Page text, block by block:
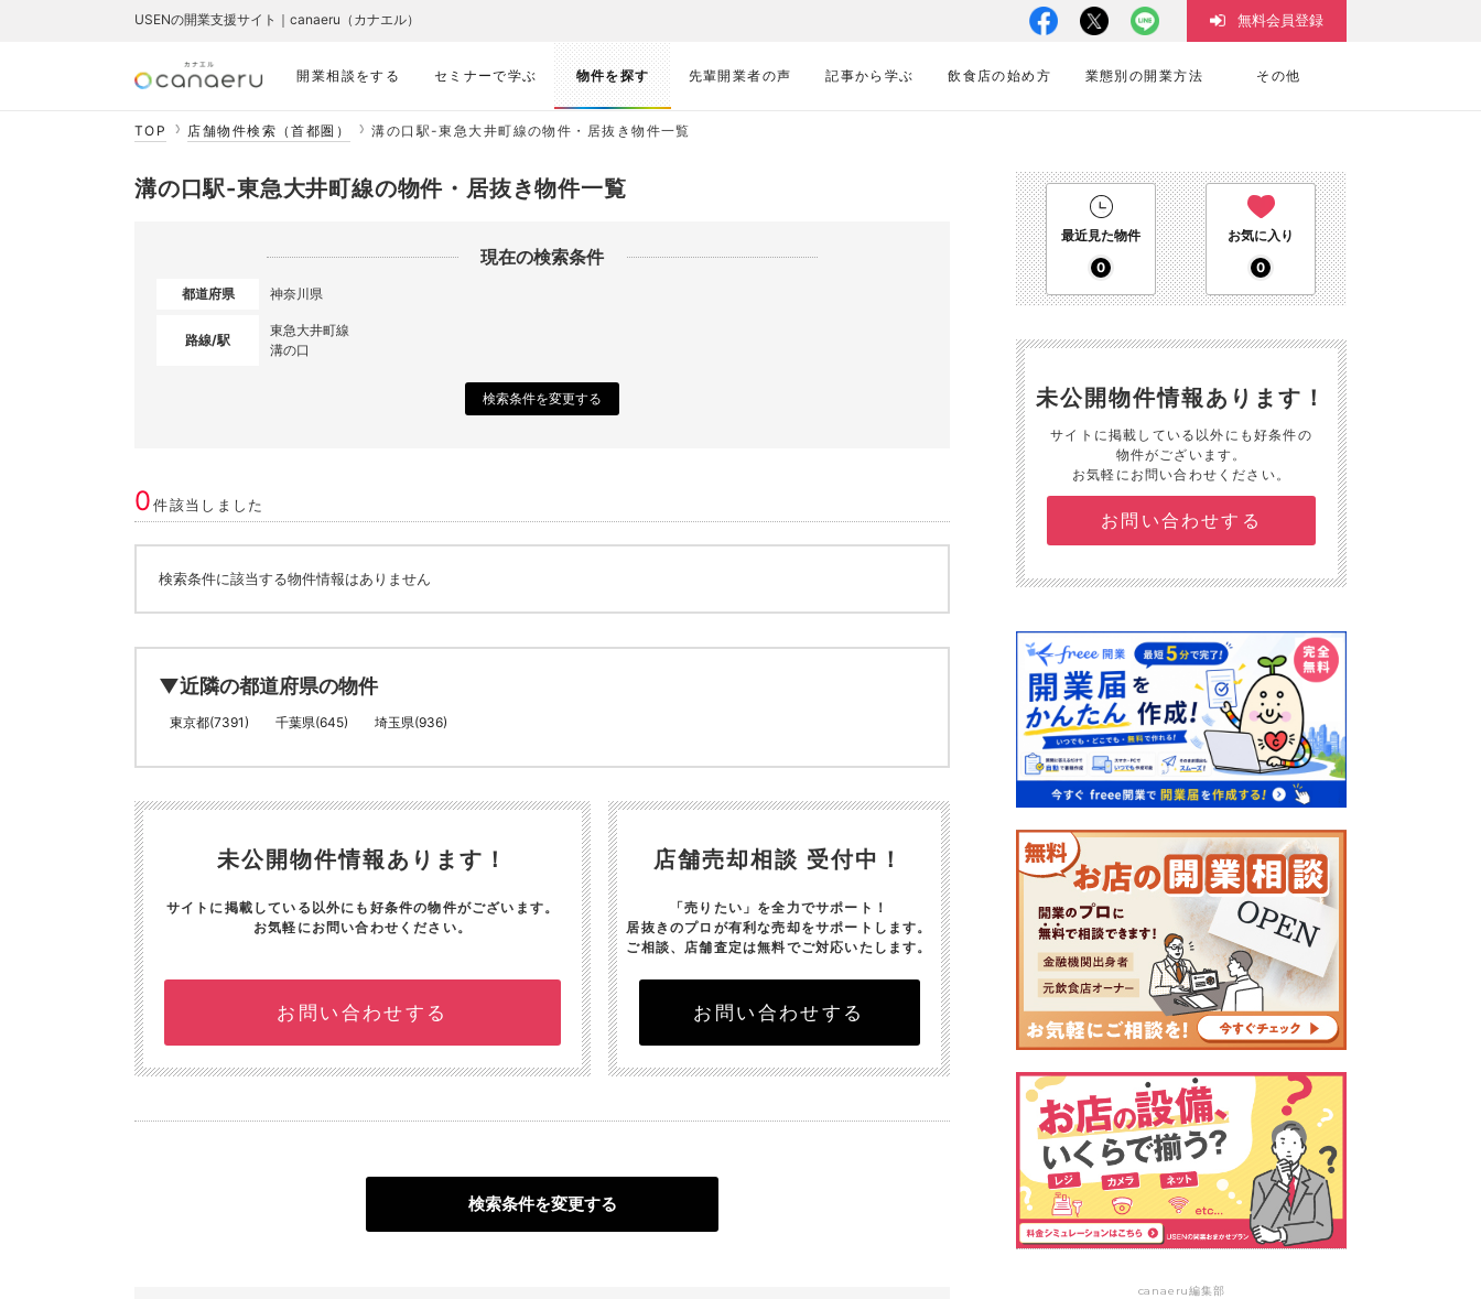
開業相談をする セミナーで学ぶ 物件を探す 先輩開業者の声 記事から学ぶ 飲食店の始め方 業態別の開業方法 その他
USENの開業支援サイト｜canaeru（カナエル） 無料会員登録
TOP 店舗物件検索（首都圏） 溝の口駅-東急大井町線の物件・居抜き物件一覧
溝の口駅-東急大井町線の物件・居抜き物件一覧
現在の検索条件
都道府県 神奈川県
路線/駅
東急大井町線
溝の口
検索条件を変更する
0件該当しました
検索条件に該当する物件情報はありません
▼近隣の都道府県の物件
東京都(7391) 千葉県(645) 埼玉県(936)
未公開物件情報あります！
サイトに掲載している以外にも好条件の物件がございます。
お気軽にお問い合わせください。
お問い合わせする
店舗売却相談 受付中！
「売りたい」を全力でサポート！
居抜きのプロが有利な売却をサポートします。
ご相談、店舗査定は無料でご対応いたします。
お問い合わせする
検索条件を変更する
最近見た物件
0
お気に入り
0
未公開物件情報あります！
サイトに掲載している以外にも好条件の
物件がございます。
お気軽にお問い合わせください。
お問い合わせする
canaeru編集部